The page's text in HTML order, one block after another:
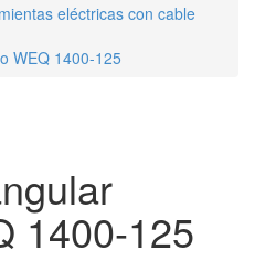
eléctricas con cable
WEQ 1400-125
1400-125